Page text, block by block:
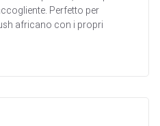
Perfetto per
africano con i propri